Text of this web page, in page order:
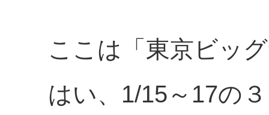
ここは「東京ビッ
はい、1/15～17の